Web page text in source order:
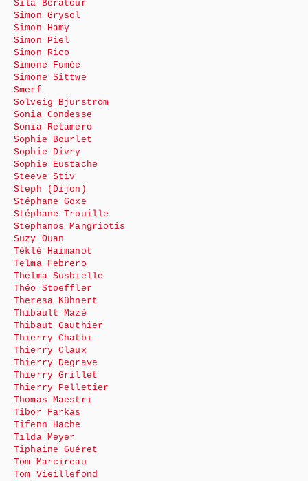
Sila Bératour
Simon Grysol
Simon Hamy
Simon Piel
Simon Rico
Simone Fumée
Simone Sittwe
Smerf
Solveig Bjurström
Sonia Condesse
Sonia Retamero
Sophie Bourlet
Sophie Divry
Sophie Eustache
Steeve Stiv
Steph (Dijon)
Stéphane Goxe
Stéphane Trouille
Stephanos Mangriotis
Suzy Ouan
Téklé Haimanot
Telma Febrero
Thelma Susbielle
Théo Stoeffler
Theresa Kühnert
Thibault Mazé
Thibaut Gauthier
Thierry Chatbi
Thierry Claux
Thierry Degrave
Thierry Grillet
Thierry Pelletier
Thomas Maestri
Tibor Farkas
Tifenn Hache
Tilda Meyer
Tiphaine Guéret
Tom Marcireau
Tom Vieillefond